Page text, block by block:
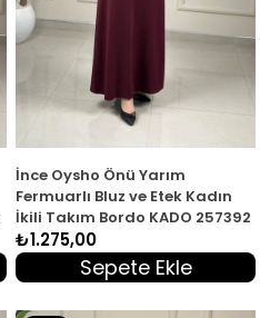
İnce Oysho Önü Yarım
Fermuarlı Bluz ve Etek Kadın
İkili Takım Bordo KADO 257392
₺1.275,00
Sepete Ekle